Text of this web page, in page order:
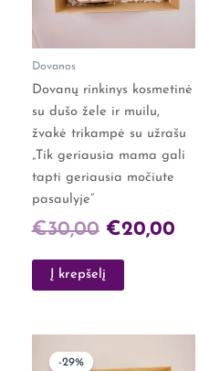
Dovanos
Dovanų rinkinys kosmetinė
su dušo žele ir muilu,
žvakė trikampė su užrašu
„Tik geriausia mama gali
tapti geriausia močiute
pasaulyje”
€30,00 €20,00
Į krepšelį
-29%